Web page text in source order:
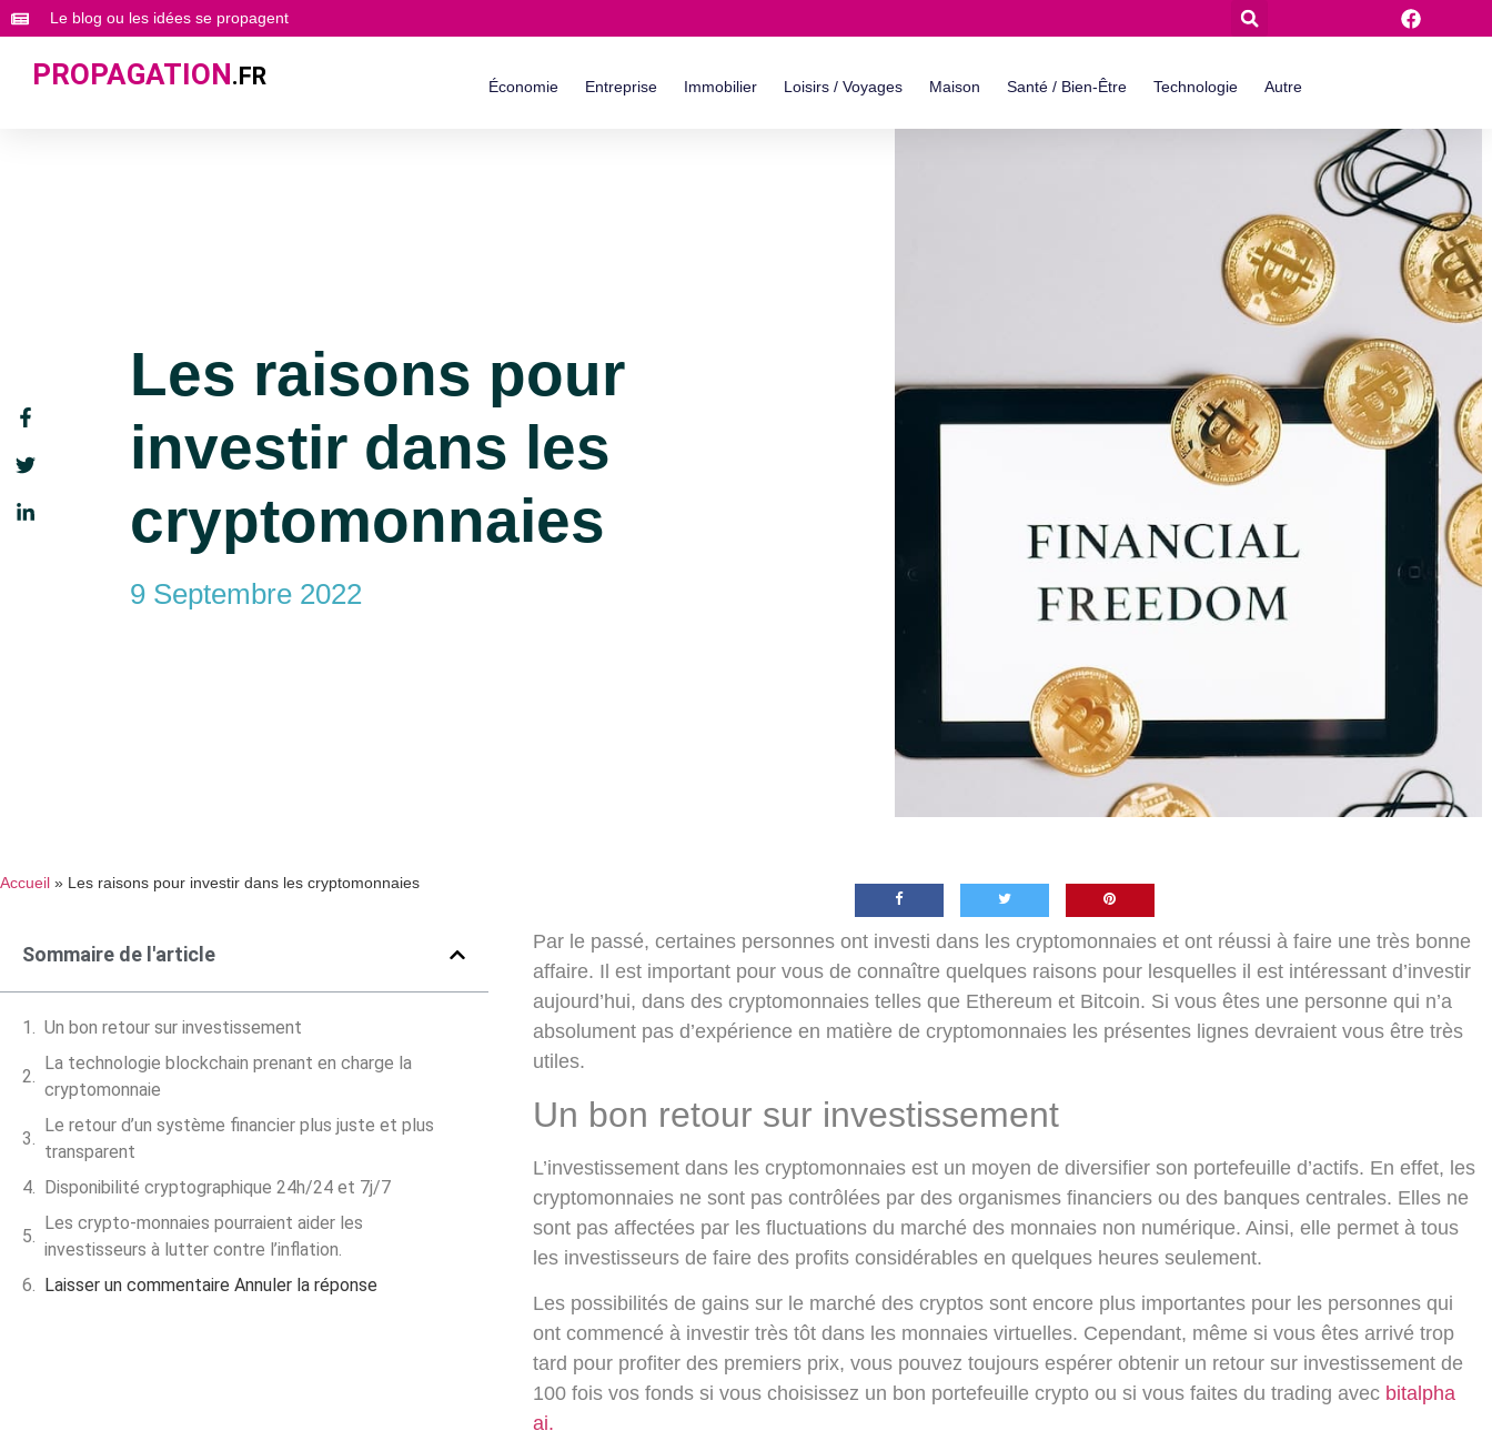
Le blog ou les idées se propagent
PROPAGATION.FR Économie Entreprise Immobilier Loisirs / Voyages Maison Santé / Bien-Être Technologie Autre
Les raisons pour
investir dans les
cryptomonnaies
9 Septembre 2022
Accueil » Les raisons pour investir dans les cryptomonnaies
Sommaire de l'article
Un bon retour sur investissement
La technologie blockchain prenant en charge la
cryptomonnaie
Le retour d’un système financier plus juste et plus
transparent
Disponibilité cryptographique 24h/24 et 7j/7
Les crypto-monnaies pourraient aider les
investisseurs à lutter contre l’inflation.
Laisser un commentaire Annuler la réponse
Par le passé, certaines personnes ont investi dans les cryptomonnaies et ont réussi à faire une très bonne
affaire. Il est important pour vous de connaître quelques raisons pour lesquelles il est intéressant d’investir
aujourd’hui, dans des cryptomonnaies telles que Ethereum et Bitcoin. Si vous êtes une personne qui n’a
absolument pas d’expérience en matière de cryptomonnaies les présentes lignes devraient vous être très
utiles.
Un bon retour sur investissement
L’investissement dans les cryptomonnaies est un moyen de diversifier son portefeuille d’actifs. En effet, les
cryptomonnaies ne sont pas contrôlées par des organismes financiers ou des banques centrales. Elles ne
sont pas affectées par les fluctuations du marché des monnaies non numérique. Ainsi, elle permet à tous
les investisseurs de faire des profits considérables en quelques heures seulement.
Les possibilités de gains sur le marché des cryptos sont encore plus importantes pour les personnes qui
ont commencé à investir très tôt dans les monnaies virtuelles. Cependant, même si vous êtes arrivé trop
tard pour profiter des premiers prix, vous pouvez toujours espérer obtenir un retour sur investissement de
100 fois vos fonds si vous choisissez un bon portefeuille crypto ou si vous faites du trading avec bitalpha
ai.